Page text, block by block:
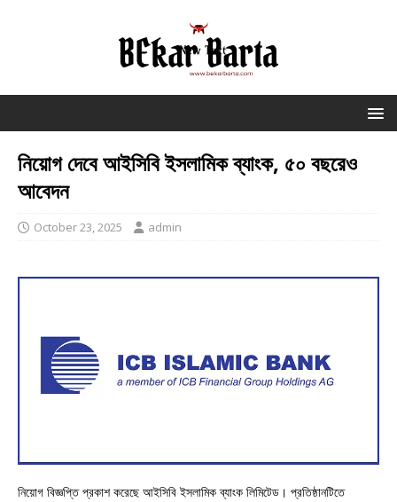
নিয়োগ দেবে আইসিবি ইসলামিক ব্যাংক, ৫০ বছরেও
আবেদন
October 23, 2025 admin
নিয়োগ বিজ্ঞপ্তি প্রকাশ করেছে আইসিবি ইসলামিক ব্যাংক লিমিটেড। প্রতিষ্ঠানটিতে